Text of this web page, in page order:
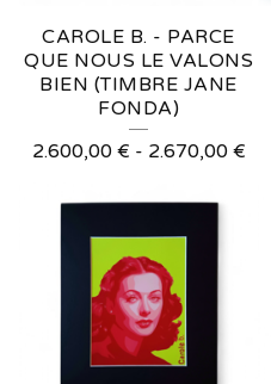
CAROLE B. - PARCE
QUE NOUS LE VALONS
BIEN (TIMBRE JANE
FONDA)
2.600,00 € - 2.670,00 €